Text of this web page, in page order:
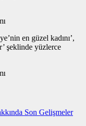
en güzel kadını’,
şeklinde yüzlerce
Son Gelişmeler